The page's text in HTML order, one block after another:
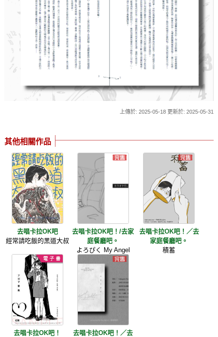
上傳於: 2025-05-18 更新於: 2025-05-31
其他相關作品
去唱卡拉OK吧
經常請吃飯的黑道大叔
去唱卡拉OK吧！/去家
庭餐廳吧。
よろぴく My Angel
去唱卡拉OK吧！／去
家庭餐廳吧。
積蓄
去唱卡拉OK吧！
去唱卡拉OK吧！／去